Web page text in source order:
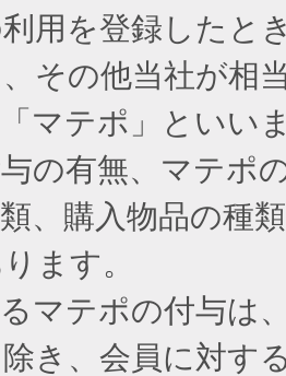
用を登録したと
その他当社が相
マテポ」といい
の有無、マテポ
、購入物品の種
ます。
マテポの付与は
き、会員に対す